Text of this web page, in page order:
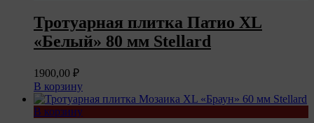
Тротуарная плитка Патио XL
«Белый» 80 мм Stellard
1900,00 ₽
В корзину
В корзину